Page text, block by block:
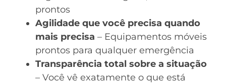
prontos
Agilidade que você precisa quando
mais precisa – Equipamentos móveis
prontos para qualquer emergência
Transparência total sobre a situação
– Você vê exatamente o que está